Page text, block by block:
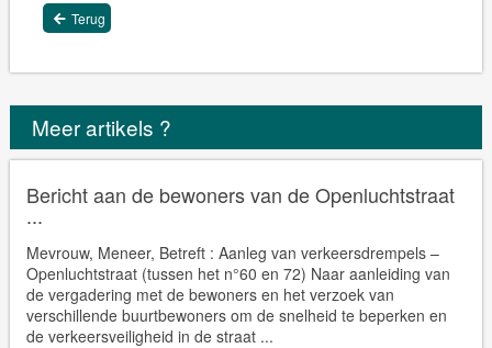
Terug
Meer artikels ?
Bericht aan de bewoners van de Openluchtstraat
...
Mevrouw, Meneer, Betreft : Aanleg van verkeersdrempels –
Openluchtstraat (tussen het n°60 en 72) Naar aanleiding van
de vergadering met de bewoners en het verzoek van
verschillende buurtbewoners om de snelheid te beperken en
de verkeersveiligheid in de straat ...